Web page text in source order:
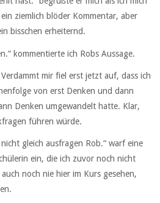
ziemlich blöder Kommentar, aber
bisschen erheiternd.
kommentierte ich Robs Aussage.
mir fiel erst jetzt auf, dass ich
von erst Denken und dann
Denken umgewandelt hatte. Klar,
führen würde.
gleich ausfragen Rob.“ warf eine
ein, die ich zuvor noch nicht
noch nie hier im Kurs gesehen,